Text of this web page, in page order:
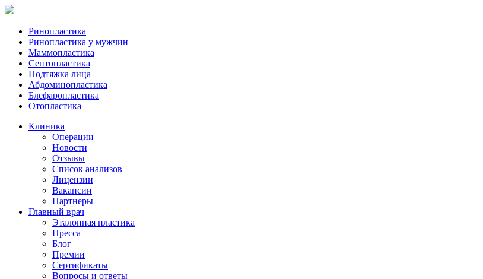
Ринопластика
Ринопластика у мужчин
Маммопластика
Септопластика
Подтяжка лица
Абдоминопластика
Блефаропластика
Отопластика
Клиника
Операции
Новости
Отзывы
Список анализов
Лицензии
Вакансии
Партнеры
Главный врач
Эталонная пластика
Пресса
Блог
Премии
Сертификаты
Вопросы и ответы